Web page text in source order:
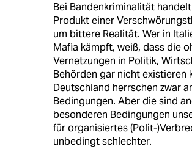
Bei Bandenkriminalität
Produkt einer
um bittere Realität. Wer in
Mafia kämpft, weiß, dass die
Vernetzungen in Politik,
Behörden gar nicht existieren
Deutschland herrschen zwar
Bedingungen. Aber die sind
besonderen Bedingungen
für organisiertes (Polit-
unbedingt schlechter.